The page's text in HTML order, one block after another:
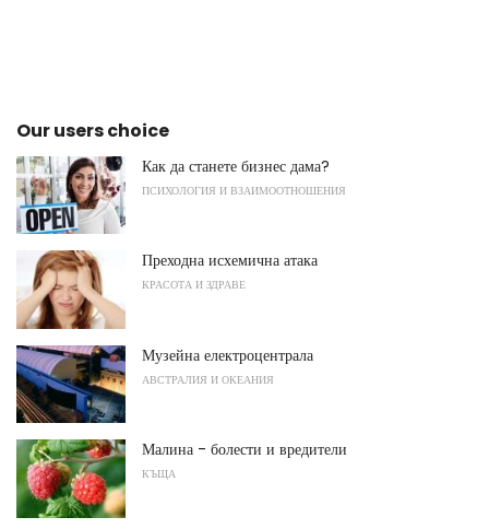
Our users choice
Как да станете бизнес дама?
ПСИХОЛОГИЯ И ВЗАИМООТНОШЕНИЯ
Преходна исхемична атака
КРАСОТА И ЗДРАВЕ
Музейна електроцентрала
АВСТРАЛИЯ И ОКЕАНИЯ
Малина - болести и вредители
КЪЩА